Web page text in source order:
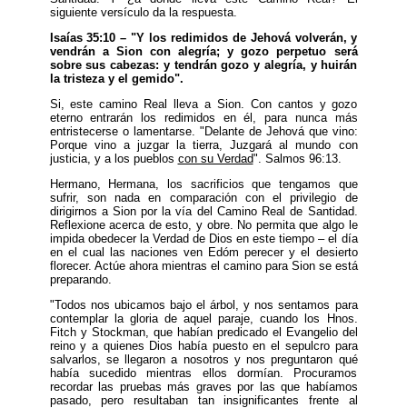
siguiente versículo da la respuesta.
Isaías 35:10 – "Y los redimidos de Jehová volverán, y
vendrán a Sion con alegría; y gozo perpetuo será
sobre sus cabezas: y tendrán gozo y alegría, y huirán
la tristeza y el gemido".
Si, este camino Real lleva a Sion. Con cantos y gozo
eterno entrarán los redimidos en él, para nunca más
entristecerse o lamentarse. "Delante de Jehová que vino:
Porque vino a juzgar la tierra, Juzgará al mundo con
justicia, y a los pueblos con su Verdad". Salmos 96:13.
Hermano, Hermana, los sacrificios que tengamos que
sufrir, son nada en comparación con el privilegio de
dirigirnos a Sion por la vía del Camino Real de Santidad.
Reflexione acerca de esto, y obre. No permita que algo le
impida obedecer la Verdad de Dios en este tiempo – el día
en el cual las naciones ven Edóm perecer y el desierto
florecer. Actúe ahora mientras el camino para Sion se está
preparando.
"Todos nos ubicamos bajo el árbol, y nos sentamos para
contemplar la gloria de aquel paraje, cuando los Hnos.
Fitch y Stockman, que habían predicado el Evangelio del
reino y a quienes Dios había puesto en el sepulcro para
salvarlos, se llegaron a nosotros y nos preguntaron qué
había sucedido mientras ellos dormían. Procuramos
recordar las pruebas más graves por las que habíamos
pasado, pero resultaban tan insignificantes frente al